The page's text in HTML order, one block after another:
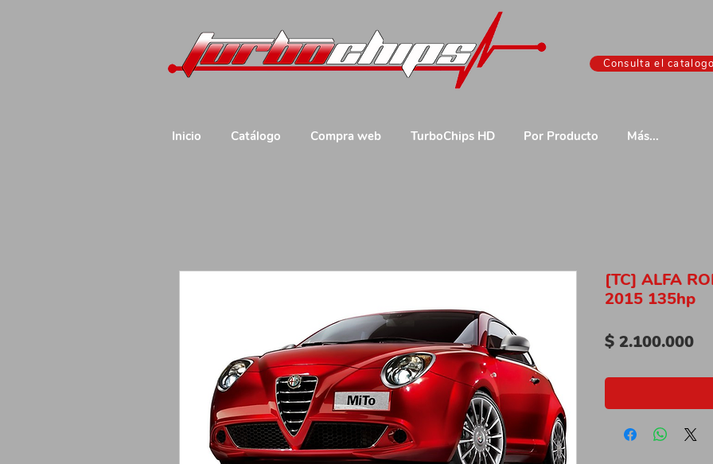
Consulta el
Inicio Catálogo Compra web TurboChips HD Por Producto Más...
[TC] ALFA
2015 135hp
$ 2.100.000